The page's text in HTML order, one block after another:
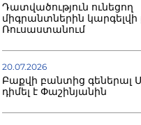
Դատվածություն ունեցող
միգրանտներին կարգելվի
Ռուսաստանում
20.07.2026
Բաքվի բանտից գեներալ
դիմել է Փաշինյանին